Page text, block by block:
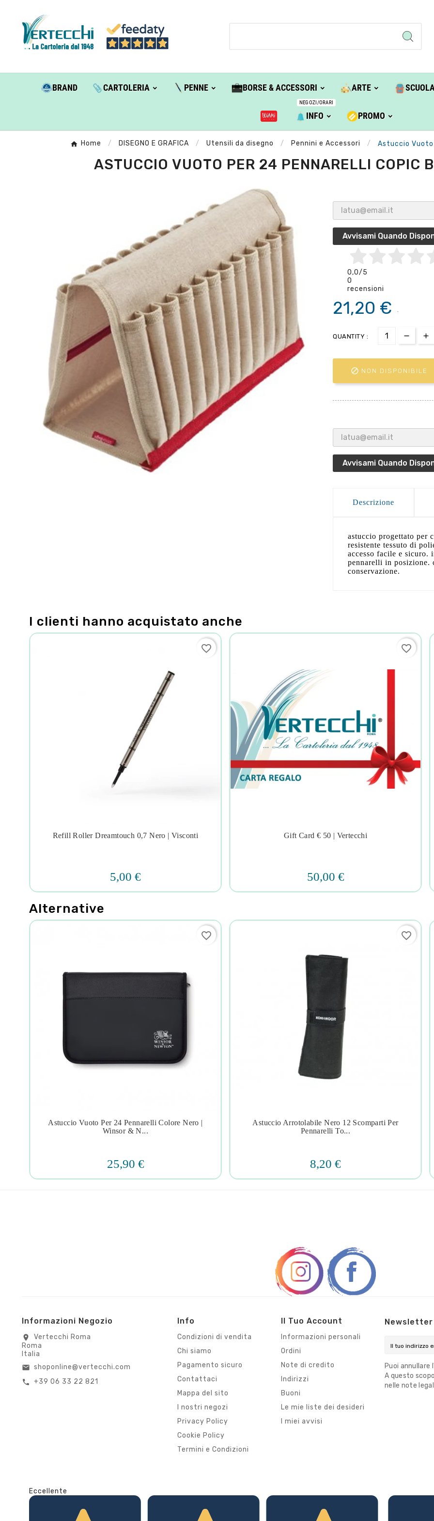
BRAND CARTOLERIA PENNE BORSE & ACCESSORI ARTE
INFO
NEGOZI/ORARI
PROMO
Home DISEGNO E GRAFICA Utensili da disegno Pennini e Accessori Astuccio Vuoto
ASTUCCIO VUOTO PER 24 PENNARELLI COPIC
Avvisami Quando
0,0/5
0
recensioni
21,20 €
QUANTITY :
 NON DISPONIBILE
Avvisami Quando
Descrizione
astuccio progettato per
resistente tessuto di
accesso facile e sicuro.
pennarelli in posizione.
conservazione.
I clienti hanno acquistato anche

Refill Roller Dreamtouch 0,7 Nero | Visconti
5,00 €
favorite_border

Gift Card € 50 | Vertecchi
50,00 €
favorite_border
Alternative
 
Astuccio Vuoto Per 24 Pennarelli Colore Nero |
Winsor & N...
25,90 €
favorite_border
 
Astuccio Arrotolabile Nero 12 Scomparti Per
Pennarelli To...
8,20 €
favorite_border
Informazioni Negozio
location_on
Vertecchi Roma
Roma
Italia
email shoponline@vertecchi.com
call +39 06 33 22 821
Info
Condizioni di vendita
Chi siamo
Pagamento sicuro
Contattaci
Mappa del sito
I nostri negozi
Privacy Policy
Cookie Policy
Termini e Condizioni
Il Tuo Account
Informazioni personali
Ordini
Note di credito
Indirizzi
Buoni
Le mie liste dei desideri
I miei avvisi
Newsletter
Puoi annullare
A questo
nelle note
Eccellente